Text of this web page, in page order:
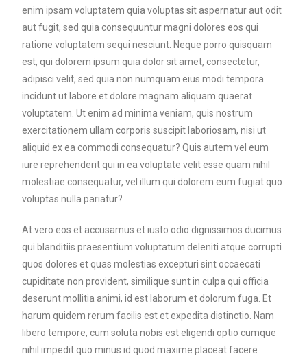
enim ipsam voluptatem quia voluptas sit aspernatur aut odit
aut fugit, sed quia consequuntur magni dolores eos qui
ratione voluptatem sequi nesciunt. Neque porro quisquam
est, qui dolorem ipsum quia dolor sit amet, consectetur,
adipisci velit, sed quia non numquam eius modi tempora
incidunt ut labore et dolore magnam aliquam quaerat
voluptatem. Ut enim ad minima veniam, quis nostrum
exercitationem ullam corporis suscipit laboriosam, nisi ut
aliquid ex ea commodi consequatur? Quis autem vel eum
iure reprehenderit qui in ea voluptate velit esse quam nihil
molestiae consequatur, vel illum qui dolorem eum fugiat quo
voluptas nulla pariatur?
At vero eos et accusamus et iusto odio dignissimos ducimus
qui blanditiis praesentium voluptatum deleniti atque corrupti
quos dolores et quas molestias excepturi sint occaecati
cupiditate non provident, similique sunt in culpa qui officia
deserunt mollitia animi, id est laborum et dolorum fuga. Et
harum quidem rerum facilis est et expedita distinctio. Nam
libero tempore, cum soluta nobis est eligendi optio cumque
nihil impedit quo minus id quod maxime placeat facere